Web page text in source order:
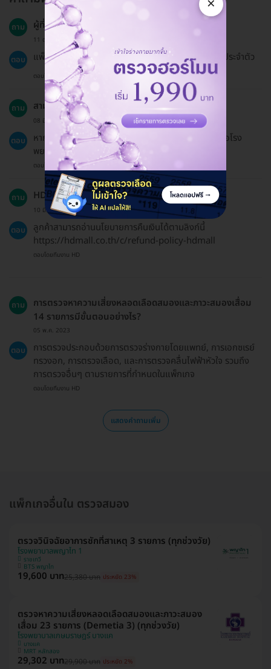
ถาม ผู้ที่อายุต่ำกว่า 40 ปีสามารถเข้ารับการตรวจได้ไหม?
11 ต.ค. 2023
ตอบ แพ็กเกจนี้เหมาะสำหรับผู้ที่อายุ 40 ปีขึ้นไปหรือผู้ที่มีโรคประจำตัว
ตอบโดยทีมงาน HD
ถาม สามารถนัดหมายในวันนั้นได้หรือไม่?
08 มี.ค. 2023
ตอบ
หากต้องการนัดหมายในวันนั้น แนะนำให้ติดต่อคลินิกหรือโรง
พยาบาลโดยตรง
ตอบโดยทีมงาน HD
ถาม HDmall มีนโยบายการคืนเงินอย่างไร?
10 มี.ค. 2023
ตอบ
ลูกค้าสามารถอ่านนโยบายการคืนเงินได้ตามลิงก์นี้
https://hdmall.co.th/c/refund-policy-hdmall
ตอบโดยทีมงาน HD
ถาม
การตรวจหาความเสี่ยงหลอดเลือดสมองและภาวะสมองเสื่อม
14 รายการมีขั้นตอนอย่างไร?
05 พ.ค. 2023
ตอบ
การตรวจประกอบด้วยการตรวจร่างกายโดยแพทย์, การเอกซเรย์
ทรวงอก, การตรวจเลือด, และการตรวจคลื่นไฟฟ้าหัวใจ รวมถึง
การตรวจอื่นๆ ตามรายการที่กำหนดในแพ็กเกจ
ตอบโดยทีมงาน HD
แสดงคำถามเพิ่ม
แพ็กเกจอื่นใน ตรวจสมอง
ตรวจวินิจฉัยอาการชักที่สาเหตุ 3 รายการ (ทุกช่วงวัย)
โรงพยาบาลพญาไท 1
ราชเทวี
BTS พญาไท
19,600 บาท25,380 บาท ประหยัด 23%
ตรวจหาความเสี่ยงหลอดเลือดสมองและภาวะสมอง
เสื่อม 23 รายการ (Demetia 3) (ทุกช่วงวัย)
โรงพยาบาลเกษมราษฎร์ บางแค
บางแค
MRT หลักสอง
29,302 บาท29,900 บาท ประหยัด 2%